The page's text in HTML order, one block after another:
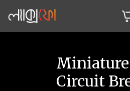
Miniature
Circuit